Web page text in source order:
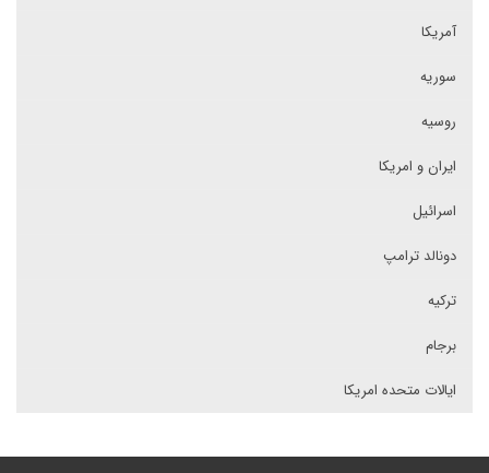
آمریکا
سوریه
روسیه
ایران و امریکا
اسرائیل
دونالد ترامپ
ترکیه
برجام
ایالات متحده امریکا